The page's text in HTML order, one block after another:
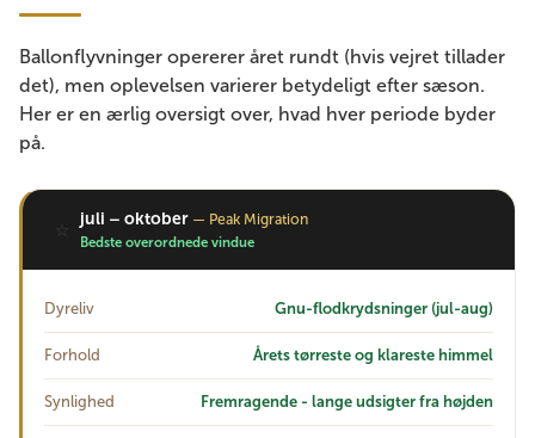
Ballonflyvninger opererer året rundt (hvis vejret tillader
det), men oplevelsen varierer betydeligt efter sæson.
Her er en ærlig oversigt over, hvad hver periode byder
på.
juli – oktober — Peak Migration
Bedste overordnede vindue
Dyreliv Gnu-flodkrydsninger (jul-aug)
Forhold Årets tørreste og klareste himmel
Synlighed Fremragende - lange udsigter fra højden